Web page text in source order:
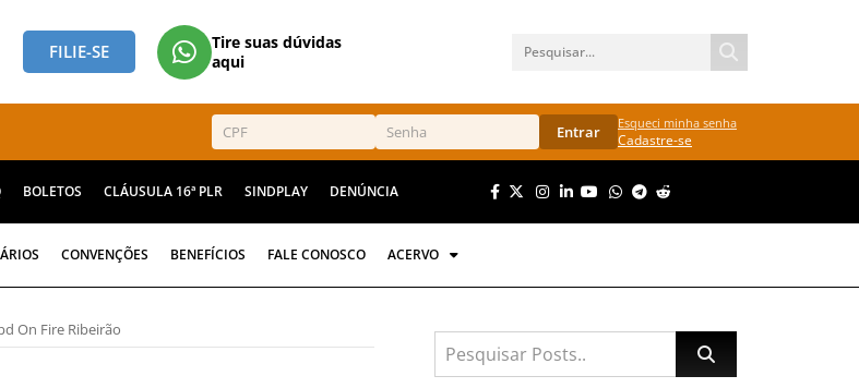
FILIE-SE
Tire suas dúvidas
aqui
Entrar Esqueci minha senha
Cadastre-se
BOLETOS CLÁUSULA 16ª PLR SINDPLAY DENÚNCIA
CONVENÇÕES BENEFÍCIOS FALE CONOSCO ACERVO
On Fire Ribeirão